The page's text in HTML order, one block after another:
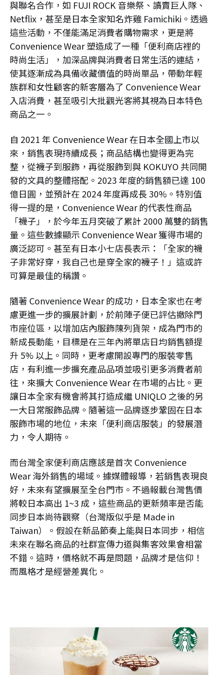
與聯名合作，如 FUJI ROCK 音樂祭、讀賣巨人隊、
Netflix，甚至是日本全家知名炸雞 Famichiki。透過
這些活動，不僅能滿足消費者購物需求，更是將
Convenience Wear 塑造成了一種「便利商店裡的
時尚生活」，加深品牌與消費者日常生活的連結，
使其逐漸成為具備收藏價值的時尚單品，帶動年輕
族群和女性顧客的新客層為了 Convenience Wear
入店消費，甚至吸引大批觀光客將其視為日本特色
商品之一。
自 2021 年 Convenience Wear 在日本全國上市以
來，銷售表現持續成長；商品結構也變得更為完
整，從襪子到服飾，再從服飾到與 KOKUYO 共同開
發的文具的整體搭配。2023 年度的銷售額已達 100
億日圓，並預計在 2024 年度再成長 30%。特別值
得一提的是，Convenience Wear 的代表性商品
「襪子」，於今年五月突破了累計 2000 萬雙的銷售
量。這些數據顯示 Convenience Wear 獲得市場的
廣泛認可。甚至有日本小七店長表示：「全家的襪
子非常好穿，我自己也是穿全家的襪子！」這或許
可算是最佳的稱讚。
隨著 Convenience Wear 的成功，日本全家也在考
慮更進一步的擴展計劃，於前陣子便已評估撤除門
市座位區，以增加店內服飾陳列貨架，成為門市的
新成長動能，目標是在三年內將單店日均銷售額提
升 5% 以上。同時，更考慮開設專門的服裝零售
店，有利進一步擴充產品品項並吸引更多消費者前
往，來擴大 Convenience Wear 在市場的占比。更
讓日本全家有機會將其打造成繼 UNIQLO 之後的另
一大日常服飾品牌。隨著這一品牌逐步鞏固在日本
服飾市場的地位，未來「便利商店服裝」的發展潛
力，令人期待。
而台灣全家便利商店應該是首次 Convenience
Wear 海外銷售的場域。據媒體報導，若銷售表現良
好，未來有望擴展至全台門市。不過報載台灣售價
將較日本高出 1~3 成，這些商品的更新頻率是否能
同步日本尚待觀察（台灣版似乎是 Made in
Taiwan）。假設在新品節奏上能與日本同步，相信
未來在聯名商品的社群宣傳力道與集客效果會相當
不錯。這時，價格就不再是問題，品牌才是信仰！
而風格才是經營差異化。